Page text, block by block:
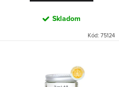
Skladom
Kód: 75124